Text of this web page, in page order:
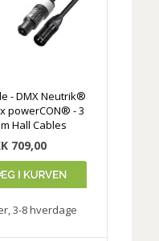
- DMX Neutrik®
powerCON® - 3
Hall Cables
709,00
3-8 hverdage